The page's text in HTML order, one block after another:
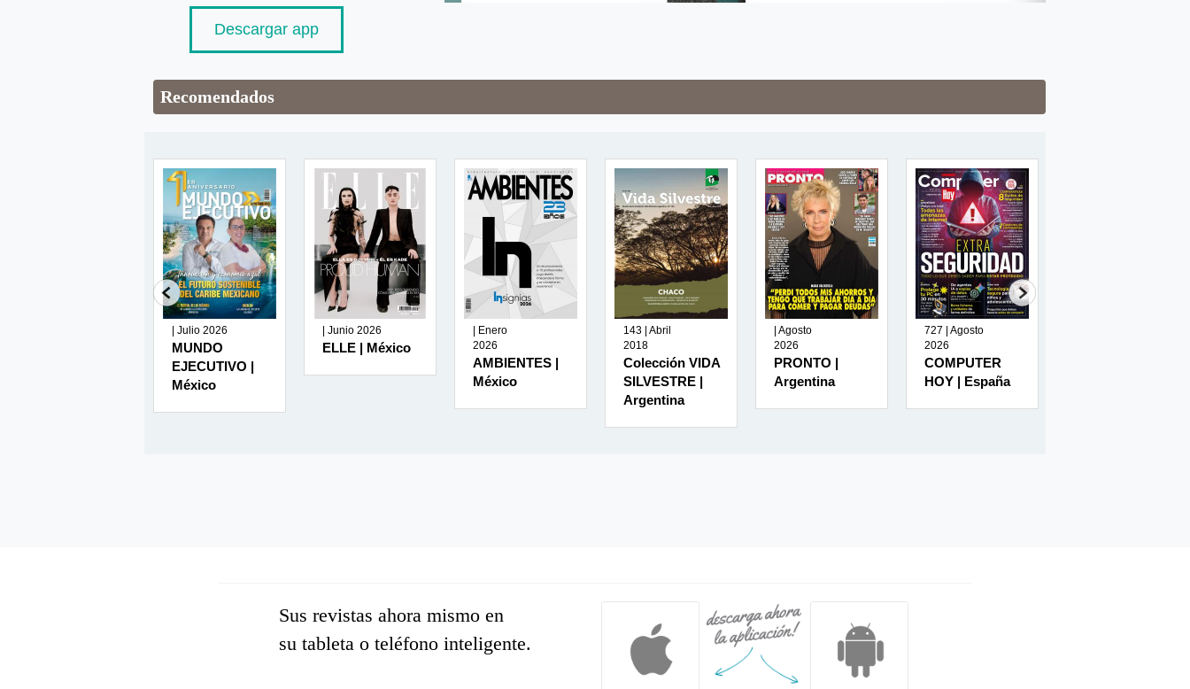
Descargar app
Recomendados
| Julio 2026
MUNDO
EJECUTIVO |
México
| Junio 2026
ELLE | México
| Enero
2026
AMBIENTES |
México
143 | Abril
2018
Colección VIDA
SILVESTRE |
Argentina
| Agosto
2026
PRONTO |
Argentina
727 | Agosto
2026
COMPUTER
HOY | España
Sus revistas ahora mismo en
su tableta o teléfono inteligente.